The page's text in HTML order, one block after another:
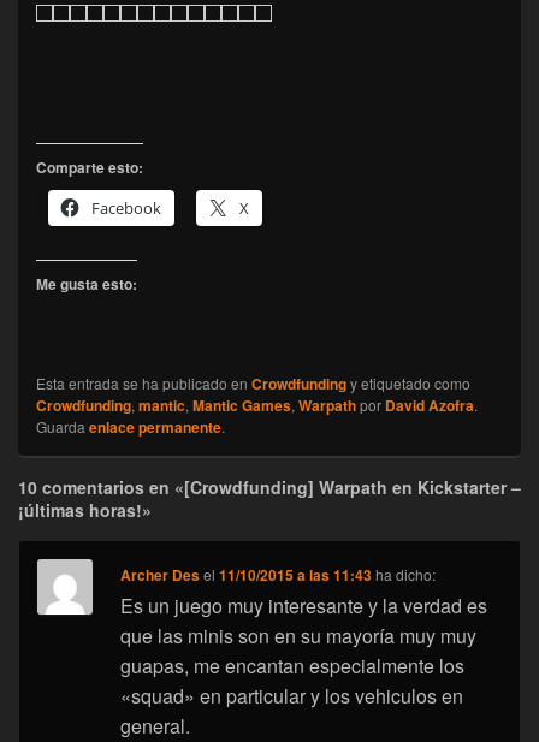
Comparte esto:
Facebook
X
Me gusta esto:
Esta entrada se ha publicado en Crowdfundingy etiquetado como
Crowdfunding, mantic, Mantic Games, Warpathpor David Azofra.
Guarda enlace permanente.
10 comentarios en «[Crowdfunding] Warpath en Kickstarter –
¡últimas horas!»
Archer Desel11/10/2015 a las 11:43 ha dicho:
Es un juego muy interesante y la verdad es
que las minis son en su mayoría muy muy
guapas, me encantan especialmente los
«squad» en particular y los vehiculos en
general.